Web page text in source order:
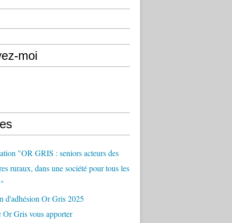
moi
"OR GRIS : seniors acteurs des
ruraux, dans une société pour tous les
d'adhésion Or Gris 2025
Or Gris vous apporter